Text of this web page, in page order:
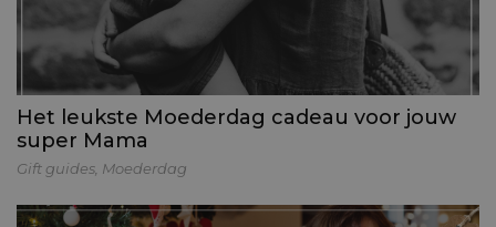
Het leukste Moederdag cadeau voor jouw
super Mama
Gift guides Moederdag